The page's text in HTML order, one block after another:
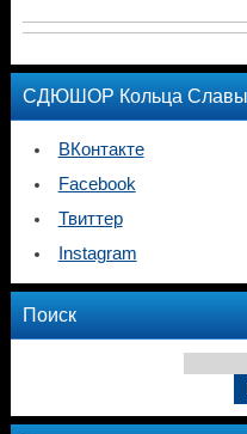
СДЮШОР Кольца
ВКонтакте
Facebook
Твиттер
Instagram
Поиск